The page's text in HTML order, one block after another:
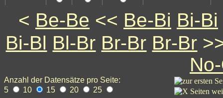
< Be-Be << Be-Bi Bi-Bi
Bi-Bl Bl-Br Br-Br Br-Br
Anzahl der Datensätze pro Seite:
5
10 15 20 25